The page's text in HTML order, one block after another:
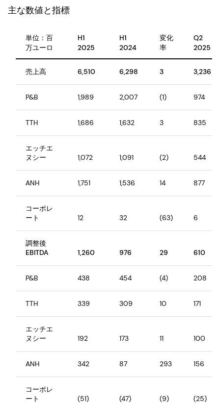
主な数値と指標
単位：百
万ユーロ
H1
2025
H1
2024
変化
率
Q2
2025
売上高 6,510 6,298 3 3,236
P&B 1,989 2,007 (1) 974
TTH 1,686 1,632 3 835
エッチエ
ヌシー
1,072 1,091 (2) 544
ANH 1,751 1,536 14 877
コーポレ
ート
12 32 (63) 6
調整後
EBITDA
1,260 976 29 610
P&B 438 454 (4) 208
TTH 339 309 10 171
エッチエ
ヌシー
192 173 11 100
ANH 342 87 293 156
コーポレ
ート
(51) (47) (9) (25)